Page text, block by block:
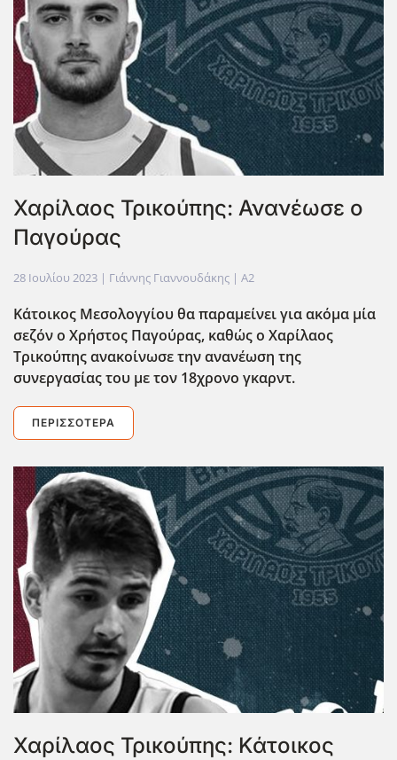
Χαρίλαος Τρικούπης: Ανανέωσε ο
Παγούρας
28 Ιουλίου 2023 | Γιάννης Γιαννουδάκης | A2
Κάτοικος Μεσολογγίου θα παραμείνει για ακόμα μία
σεζόν ο Χρήστος Παγούρας, καθώς ο Χαρίλαος
Τρικούπης ανακοίνωσε την ανανέωση της
συνεργασίας του με τον 18χρονο γκαρντ.
ΠΕΡΙΣΣΌΤΕΡΑ
Χαρίλαος Τρικούπης: Κάτοικος